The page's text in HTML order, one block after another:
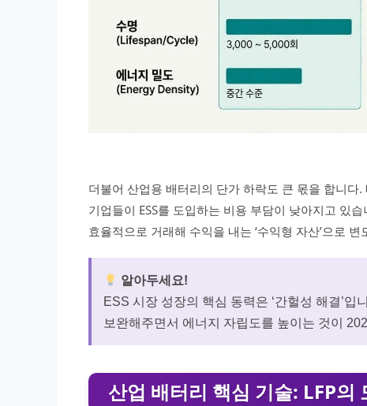
더불어 산업용 배터리의 단가 하락도 큰 몫을 합니
기업들이 ESS를 도입하는 비용 부담이 낮아지고 있
효율적으로 거래해 수익을 내는 ‘수익형 자산’으로 변
알아두세요!
ESS 시장 성장의 핵심 동력은 ‘간헐성 해결’
보완해주면서 에너지 자립도를 높이는 것이
산업 배터리 핵심 기술: LFP의